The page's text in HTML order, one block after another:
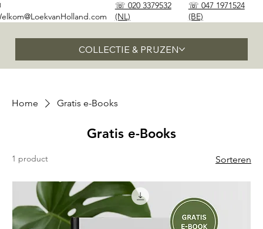
COLLECTIE & PRIJZEN
☏ 020 3379532
(NL)
☏ 047 1971524
(BE)
Home Gratis e-Books
Gratis e-Books
1 product Sorteren